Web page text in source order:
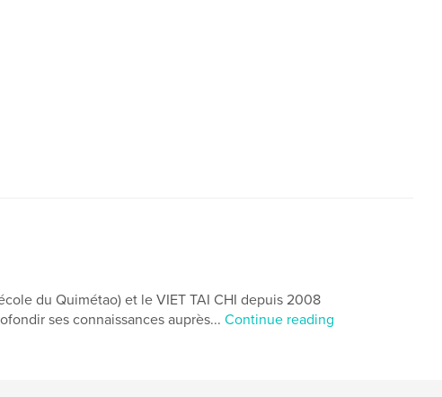
du Quimétao) et le VIET TAI CHI depuis 2008
ses connaissances auprès... Continue reading